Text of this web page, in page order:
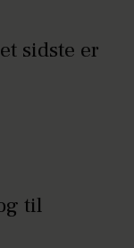
sidste er
til